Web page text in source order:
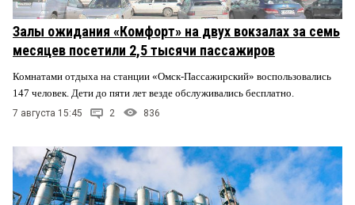
Залы ожидания «Комфорт» на двух вокзалах за семь
месяцев посетили 2,5 тысячи пассажиров
Комнатами отдыха на станции «Омск-Пассажирский» воспользовались
147 человек. Дети до пяти лет везде обслуживались бесплатно.
7 августа 15:45 2 836